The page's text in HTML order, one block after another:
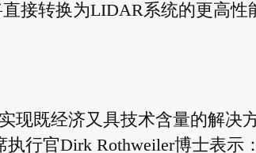
接转换为LIDAR系统的更高性
现既经济又具技术含量的解决
执行官Dirk Rothweiler博士表